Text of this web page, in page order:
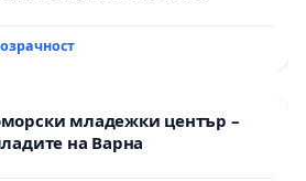
младежки център –
на Варна